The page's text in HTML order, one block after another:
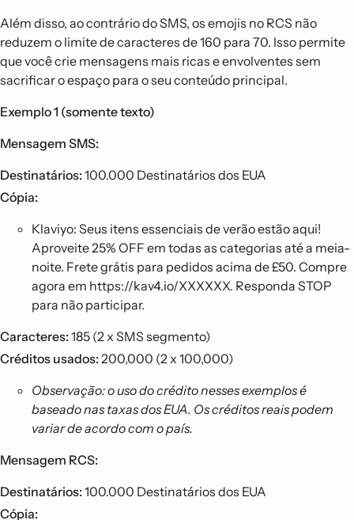
Além disso, ao contrário do SMS, os emojis no RCS não
reduzem o limite de caracteres de 160 para 70. Isso permite
que você crie mensagens mais ricas e envolventes sem
sacrificar o espaço para o seu conteúdo principal.
Exemplo 1 (somente texto)
Mensagem SMS:
Destinatários:100.000 Destinatários dos EUA
Cópia:
Klaviyo: Seus itens essenciais de verão estão aqui!
Aproveite 25% OFF em todas as categorias até a meia-
noite. Frete grátis para pedidos acima de £50. Compre
agora em https://kav4.io/XXXXXX. Responda STOP
para não participar.
Caracteres:185 (2 x SMS segmento)
Créditos usados:200,000 (2 x 100,000)
Observação: o uso do crédito nesses exemplos é
baseado nas taxas dos EUA. Os créditos reais podem
variar de acordo com o país.
Mensagem RCS:
Destinatários:100.000 Destinatários dos EUA
Cópia: